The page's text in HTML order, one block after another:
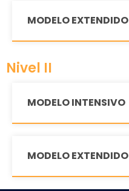
MODELO EXTENDIDO
Nivel II
MODELO INTENSIVO
MODELO EXTENDIDO